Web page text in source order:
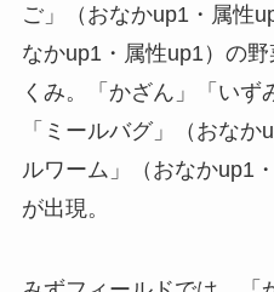
ご」（おなかup1・属性
なかup1・属性up1）の
くみ。「かざん」「いず
「ミールバグ」（おな
ルワーム」（おなかup1
が出現。